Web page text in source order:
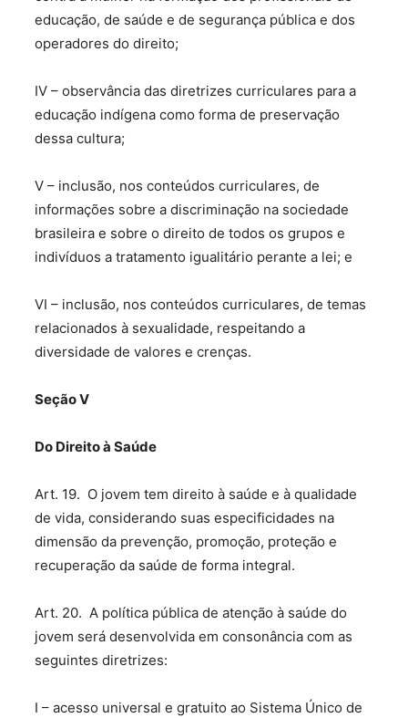
educação, de saúde e de segurança pública e dos
operadores do direito;
IV – observância das diretrizes curriculares para a
educação indígena como forma de preservação
dessa cultura;
V – inclusão, nos conteúdos curriculares, de
informações sobre a discriminação na sociedade
brasileira e sobre o direito de todos os grupos e
indivíduos a tratamento igualitário perante a lei; e
VI – inclusão, nos conteúdos curriculares, de temas
relacionados à sexualidade, respeitando a
diversidade de valores e crenças.
Seção V
Do Direito à Saúde
Art. 19. O jovem tem direito à saúde e à qualidade
de vida, considerando suas especificidades na
dimensão da prevenção, promoção, proteção e
recuperação da saúde de forma integral.
Art. 20. A política pública de atenção à saúde do
jovem será desenvolvida em consonância com as
seguintes diretrizes:
I – acesso universal e gratuito ao Sistema Único de